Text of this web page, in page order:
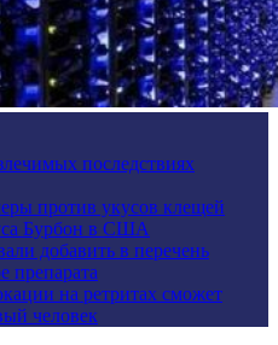
последствиях
против укусов клещей
Бурбон в США
добавить в перечень
препарата
на ретритах сможет
человек